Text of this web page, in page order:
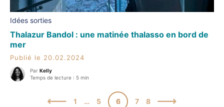
Idées sorties
Thalazur Bandol : une matinée thalasso en bord de
mer
Publié le 20.02.2024
Par Kelly
Temps de lecture : 5 min
1 … 5 6 7 8